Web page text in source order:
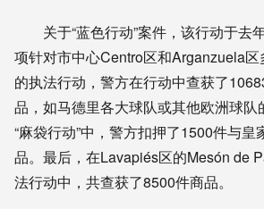
关于“蓝色行动”案件，该行动于去
项针对市中心Centro区和Arganzuela
的执法行动，警方在行动中查获了
品，如马德里各大球队或其他欧洲球队
“麻袋行动”中，警方扣押了1500件与
品。最后，在Lavapiés区的Mesón de
法行动中，共查获了8500件商品。